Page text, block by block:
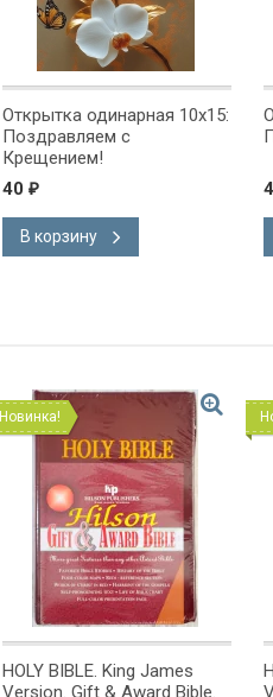
Открытка одинарная 10x15:
Поздравляем с
Крещением!
40 ₽
В корзину
Новинка!
HOLY BIBLE. King James
Version. Gift & Award Bible.